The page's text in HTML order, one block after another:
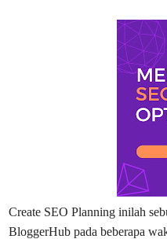
Create SEO Planning inilah
BloggerHub pada beberapa